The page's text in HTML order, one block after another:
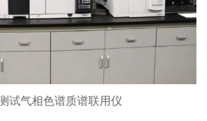
试气相色谱质谱联用仪